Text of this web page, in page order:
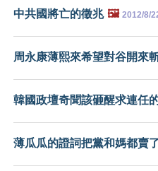
中共國將亡的徵兆 🖼️ 2012/8/
周永康薄熙來希望對谷開來
韓國政壇奇聞該砸醒求連任
薄瓜瓜的證詞把黨和媽都賣